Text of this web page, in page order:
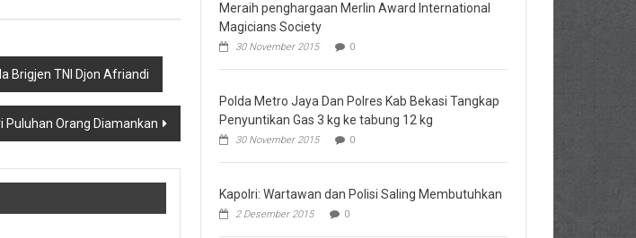
Brigjen TNI Djon Afriandi
Puluhan Orang Diamankan
Meraih penghargaan Merlin Award International
Magicians Society
30 November 2015 0
Polda Metro Jaya Dan Polres Kab Bekasi Tangkap
Penyuntikan Gas 3 kg ke tabung 12 kg
30 November 2015 0
Kapolri: Wartawan dan Polisi Saling Membutuhkan
2 Desember 2015 0